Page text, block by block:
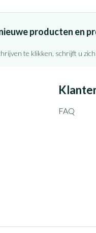
producten en
te klikken, schrijft u
FAQ